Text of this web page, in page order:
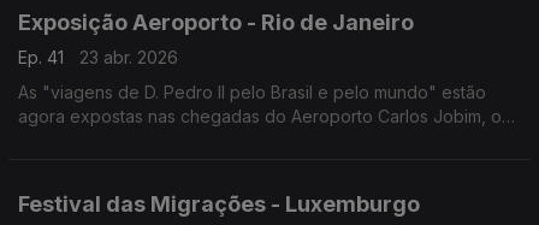
Exposição Aeroporto - Rio de Janeiro
Ep. 41
23 abr. 2026
As "viagens de D. Pedro II pelo Brasil e pelo mundo" estão
agora expostas nas chegadas do Aeroporto Carlos Jobim, o
Festival das Migrações - Luxemburgo